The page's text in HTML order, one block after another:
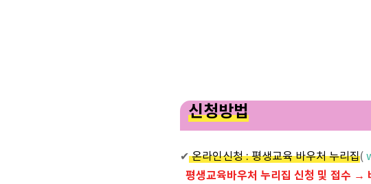
신청방법
✔온라인신청 : 평생교육 바우처 누리집(
평생교육바우처 누리집 신청 및 접수